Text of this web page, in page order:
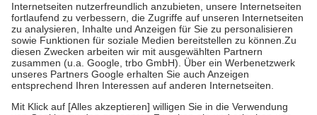
Kosten der Leistung zu entrichten.
Diese Regeln gelten grundsätzlich auch für Online-Apotheken.
Bei Heilmitteln und häuslicher Krankenpflege beträgt die
Zuzahlung zehn Prozent der Kosten sowie zehn Euro je
Verordnung.
Um das Engagement der Versicherten für ihre eigene Gesundheit zu
stärken und die besondere Stellung der Familie zu unterstützen,
fallenkeine Zuzahlungenan bei: